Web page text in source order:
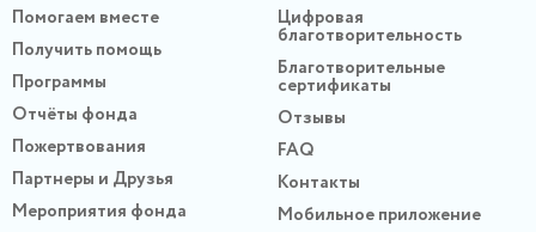
Помогаем вместе
Получить помощь
Программы
Отчёты фонда
Пожертвования
Партнеры и Друзья
Мероприятия фонда
Цифровая
благотворительность
Благотворительные
сертификаты
Отзывы
FAQ
Контакты
Мобильное приложение